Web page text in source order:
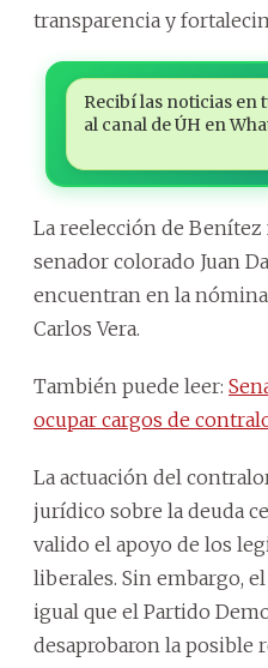
transparencia y
Recibí las noticias en
al canal de ÚH en
La reelección de
senador colorado Juan
encuentran en la
Carlos Vera.
También puede leer:
ocupar cargos de
La actuación del
jurídico sobre la deuda
valido el apoyo de los
liberales. Sin embargo,
igual que el Partido
desaprobaron la posible